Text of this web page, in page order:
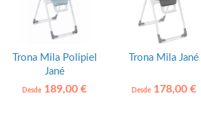
Trona Mila Polipiel
Jané
Desde 189,00 €
Trona Mila Jané
Desde178,00 €